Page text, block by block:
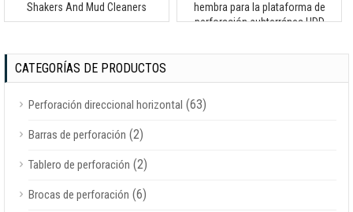
Shakers And Mud Cleaners
hembra para la plataforma de
perforación subterránea HDD
CATEGORÍAS DE PRODUCTOS
Perforación direccional horizontal (63)
Barras de perforación (2)
Tablero de perforación (2)
Brocas de perforación (6)